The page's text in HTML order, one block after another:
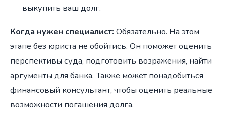
выкупить ваш долг.
Когда нужен специалист: Обязательно. На этом
этапе без юриста не обойтись. Он поможет оценить
перспективы суда, подготовить возражения, найти
аргументы для банка. Также может понадобиться
финансовый консультант, чтобы оценить реальные
возможности погашения долга.